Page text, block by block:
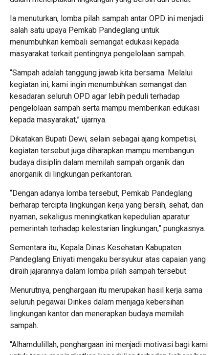
Ia menuturkan, lomba pilah sampah antar OPD ini menjadi
salah satu upaya Pemkab Pandeglang untuk
menumbuhkan kembali semangat edukasi kepada
masyarakat terkait pentingnya pengelolaan sampah.
“Sampah adalah tanggung jawab kita bersama. Melalui
kegiatan ini, kami ingin menumbuhkan semangat dan
kesadaran seluruh OPD agar lebih peduli terhadap
pengelolaan sampah serta mampu memberikan edukasi
kepada masyarakat,” ujarnya.
Dikatakan Bupati Dewi, selain sebagai ajang kompetisi,
kegiatan tersebut juga diharapkan mampu membangun
budaya disiplin dalam memilah sampah organik dan
anorganik di lingkungan perkantoran.
“Dengan adanya lomba tersebut, Pemkab Pandeglang
berharap tercipta lingkungan kerja yang bersih, sehat, dan
nyaman, sekaligus meningkatkan kepedulian aparatur
pemerintah terhadap kelestarian lingkungan,” pungkasnya.
Sementara itu, Kepala Dinas Kesehatan Kabupaten
Pandeglang Eniyati mengaku bersyukur atas capaian yang
diraih jajarannya dalam lomba pilah sampah tersebut.
Menurutnya, penghargaan itu merupakan hasil kerja sama
seluruh pegawai Dinkes dalam menjaga kebersihan
lingkungan kantor dan menerapkan budaya memilah
sampah.
“Alhamdulillah, penghargaan ini menjadi motivasi bagi kami